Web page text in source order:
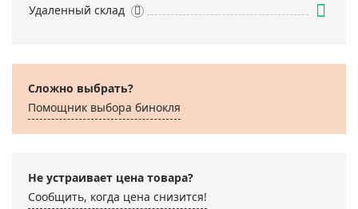
Удаленный склад
Сложно выбрать?
Помощник выбора бинокля
Не устраивает цена товара?
Сообщить, когда цена снизится!